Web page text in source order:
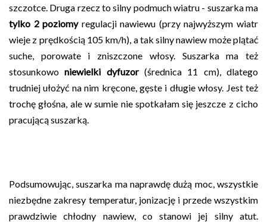
szczotce. Druga rzecz to silny podmuch wiatru - suszarka ma
tylko 2 poziomyregulacji nawiewu (przy najwyższym wiatr
wieje z prędkością 105 km/h), a tak silny nawiew może plątać
suche, porowate i zniszczone włosy. Suszarka ma też
stosunkowoniewielki dyfuzor(średnica 11 cm), dlatego
trudniej ułożyć na nim kręcone, gęste i długie włosy. Jest też
trochę głośna, ale w sumie nie spotkałam się jeszcze z cicho
pracującą suszarką.
Podsumowując, suszarka ma naprawdę dużą moc, wszystkie
niezbędne zakresy temperatur, jonizację i przede wszystkim
prawdziwie chłodny nawiew, co stanowi jej silny atut.